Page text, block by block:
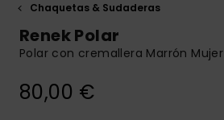
Chaquetas & Sudaderas
Renek Polar
Polar con cremallera Marrón Mujer
80,00 €